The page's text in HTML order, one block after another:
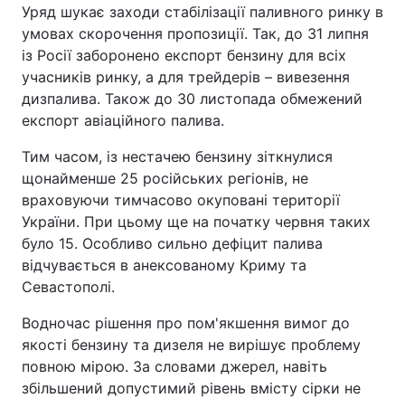
Уряд шукає заходи стабілізації паливного ринку в
умовах скорочення пропозиції. Так, до 31 липня
із Росії заборонено експорт бензину для всіх
учасників ринку, а для трейдерів – вивезення
дизпалива. Також до 30 листопада обмежений
експорт авіаційного палива.
Тим часом, із нестачею бензину зіткнулися
щонайменше 25 російських регіонів, не
враховуючи тимчасово окуповані території
України. При цьому ще на початку червня таких
було 15. Особливо сильно дефіцит палива
відчувається в анексованому Криму та
Севастополі.
Водночас рішення про пом'якшення вимог до
якості бензину та дизеля не вирішує проблему
повною мірою. За словами джерел, навіть
збільшений допустимий рівень вмісту сірки не